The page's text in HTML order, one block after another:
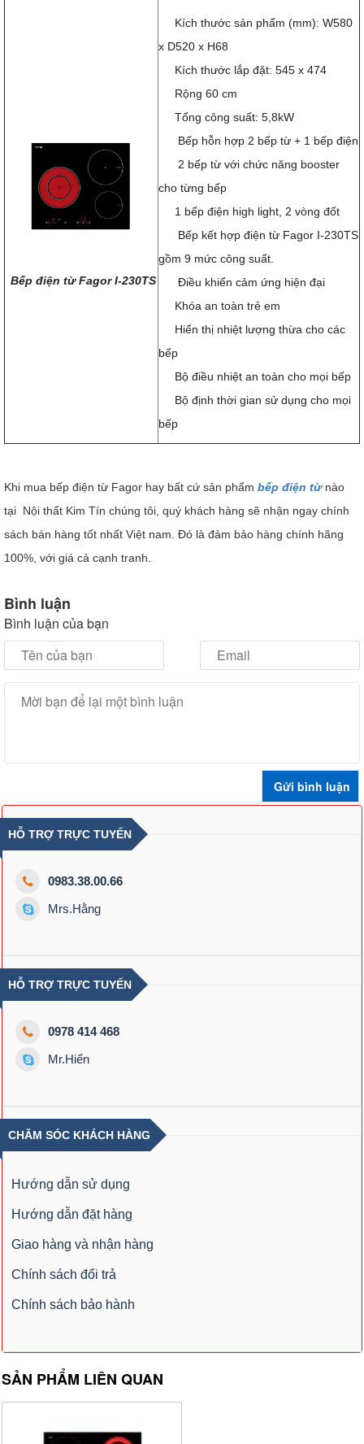
Bếp điện từ Fagor I-230TS
Kích thước sản phẩm (mm): W580
x D520 x H68
Kích thước lắp đặt: 545 x 474
Rộng 60 cm
Tổng công suất: 5,8kW
Bếp hỗn hợp 2 bếp từ + 1 bếp điện
2 bếp từ với chức năng booster
cho từng bếp
1 bếp điện high light, 2 vòng đốt
Bếp kết hợp điện từ Fagor I-230TS
gồm 9 mức công suất.
Điều khiển cảm ứng hiện đại
Khóa an toàn trẻ em
Hiển thị nhiệt lượng thừa cho các
bếp
Bộ điều nhiệt an toàn cho mọi bếp
Bộ định thời gian sử dụng cho mọi
bếp
Khi mua bếp điện từ Fagor hay bất cứ sản phẩm bếp điện từ nào
tại Nội thất Kim Tín chúng tôi, quý khách hàng sẽ nhận ngay chính
sách bán hàng tốt nhất Việt nam. Đó là đảm bảo hàng chính hãng
100%, với giá cả cạnh tranh.
Bình luận
Bình luận của bạn
HỖ TRỢ TRỰC TUYẾN
0983.38.00.66
Mrs.Hằng
HỖ TRỢ TRỰC TUYẾN
0978 414 468
Mr.Hiển
CHĂM SÓC KHÁCH HÀNG
Hướng dẫn sử dụng
Hướng dẫn đặt hàng
Giao hàng và nhận hàng
Chính sách đổi trả
Chính sách bảo hành
SẢN PHẨM LIÊN QUAN